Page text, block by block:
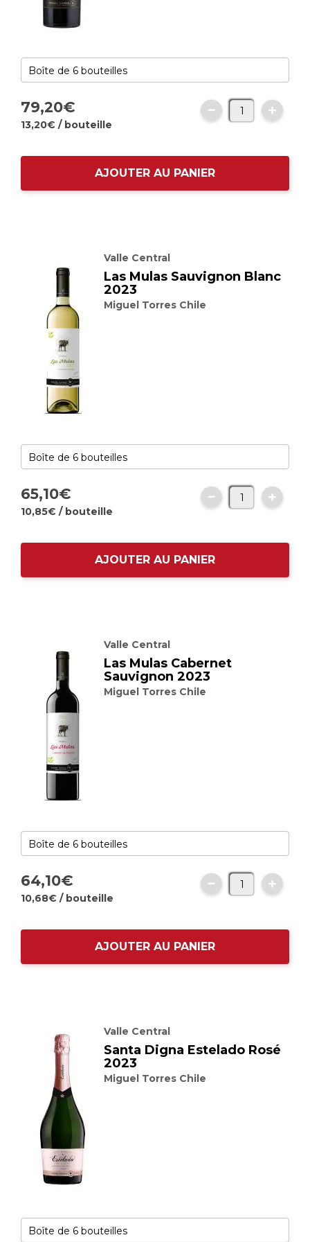
79,20€
13,20€ / bouteille
AJOUTER AU PANIER
Valle Central
Las Mulas Sauvignon Blanc
2023
Miguel Torres Chile
65,10€
10,85€ / bouteille
AJOUTER AU PANIER
Valle Central
Las Mulas Cabernet
Sauvignon 2023
Miguel Torres Chile
64,10€
10,68€ / bouteille
AJOUTER AU PANIER
Valle Central
Santa Digna Estelado Rosé
2023
Miguel Torres Chile